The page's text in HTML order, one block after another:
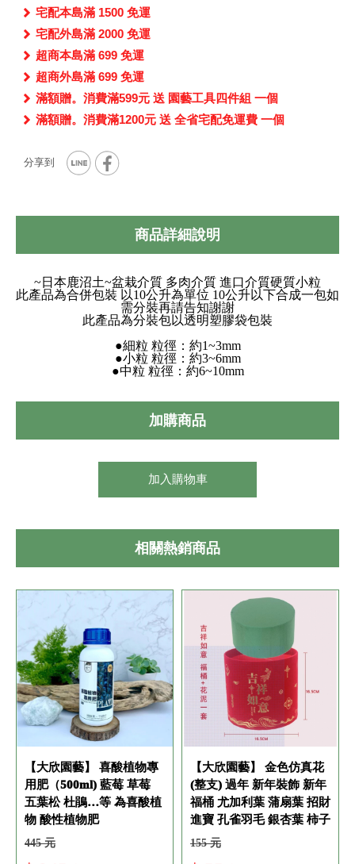
宅配本島滿 1500 免運
宅配外島滿 2000 免運
超商本島滿 699 免運
超商外島滿 699 免運
滿額贈。消費滿599元 送 園藝工具四件組 一個
滿額贈。消費滿1200元 送 全省宅配免運費 一個
商品詳細說明
~日本鹿沼土~盆栽介質 多肉介質 進口介質硬質小粒
此產品為合併包裝 以10公升為單位 10公升以下合成一包如
需分裝再請告知謝謝
此產品為分裝包以透明塑膠袋包裝
●細粒 粒徑：約1~3mm
●小粒 粒徑：約3~6mm
●中粒 粒徑：約6~10mm
加購商品
加入購物車
相關熱銷商品
【大欣園藝】 喜酸植物專
用肥（500ml) 藍莓 草莓
五葉松 杜鵑…等 為喜酸植
物 酸性植物肥
445 元
【大欣園藝】 金色仿真花
(整支) 過年 新年裝飾 新年
福桶 尤加利葉 蒲扇葉 招財
進寶 孔雀羽毛 銀杏葉 柿子
155 元